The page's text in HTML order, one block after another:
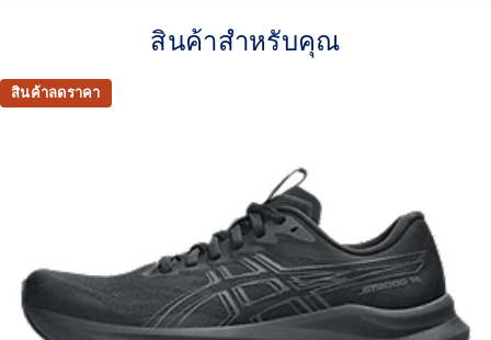
A lightweight, mesh material that reduces the need for
additional overlays.
Asymmetric tongue wing
A tongue feature that provides a comfortable and secure
Our outsole and midsole design that captures more energy
return for an enhanced foam bouncing effect during toe-off.
3D GUIDANCE SYSTEM™
Adaptive, on-demand stability system achieved through
platform geometry and controlled deformation.
Rearfoot PureGEL™ technology
สินค้าสำหรับคุณ
สินค้าลดราคา